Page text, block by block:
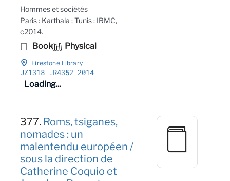
Hommes et sociétés
Paris : Karthala ; Tunis : IRMC,
c2014.
Book Physical
Firestone Library
JZ1318 .R4352 2014
Loading...
377. Roms, tsiganes,
nomades : un
malentendu européen /
sous la direction de
Catherine Coquio et